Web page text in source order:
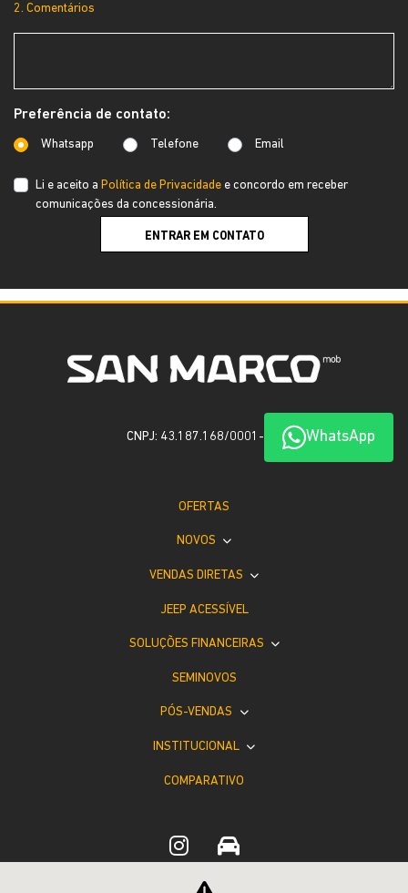
2. Comentários
Preferência de contato:
Whatsapp Telefone Email
Li e aceito a Política de Privacidade e concordo em receber
comunicações da concessionária.
ENTRAR EM CONTATO
WhatsApp
CNPJ: 43.187.168/0001-60
OFERTAS
NOVOS
VENDAS DIRETAS
JEEP ACESSÍVEL
SOLUÇÕES FINANCEIRAS
SEMINOVOS
PÓS-VENDAS
INSTITUCIONAL
COMPARATIVO